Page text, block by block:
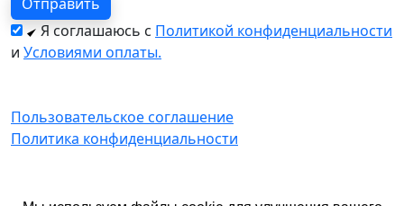
Я соглашаюсь с Политикой конфиденциальности
и Условиями оплаты.
Пользовательское соглашение
Политика конфиденциальности